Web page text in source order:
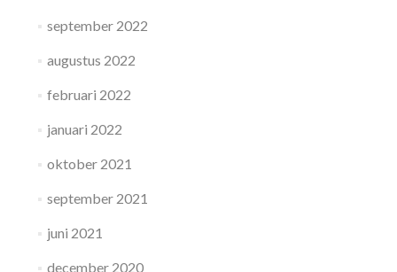
september 2022
augustus 2022
februari 2022
januari 2022
oktober 2021
september 2021
juni 2021
december 2020